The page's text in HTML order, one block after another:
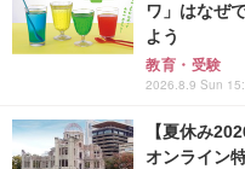
ワ」はなぜ
よう
教育・受験
2026.8.9 Sun
【夏休み
オンライン